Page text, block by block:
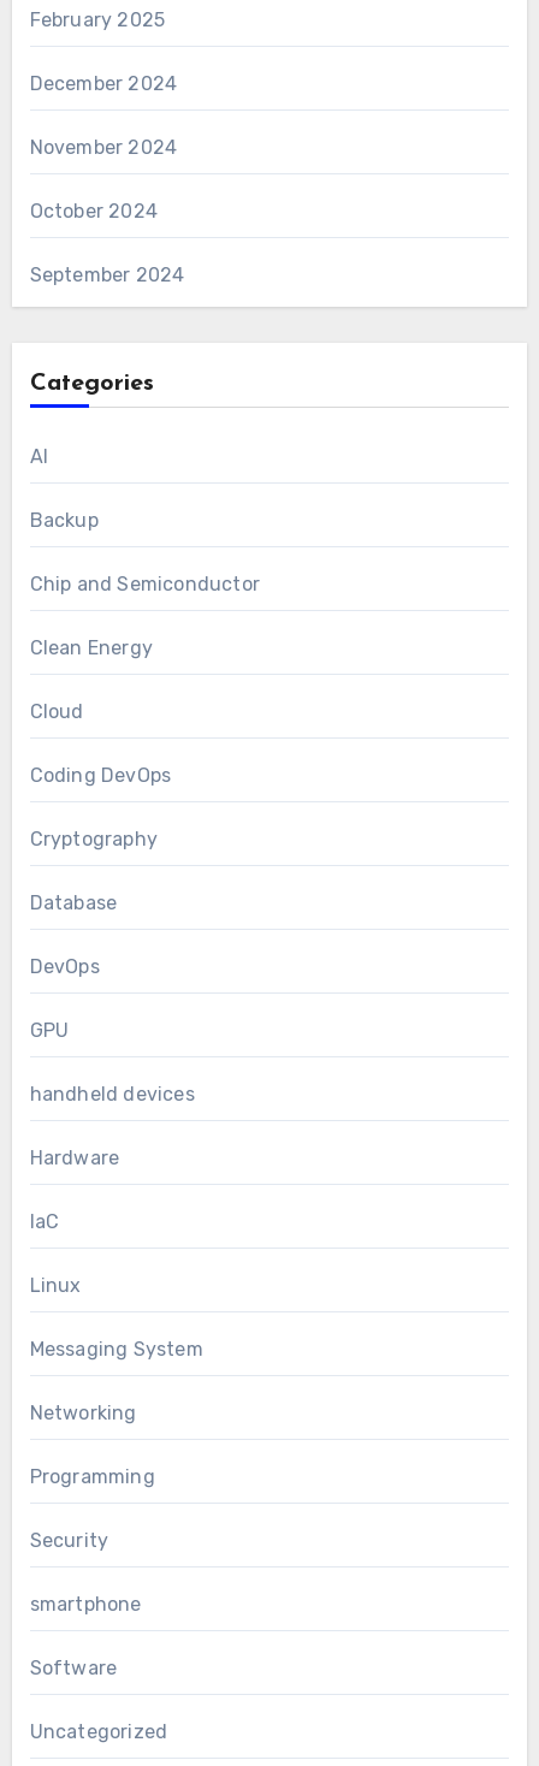
February 2025
December 2024
November 2024
October 2024
September 2024
Categories
AI
Backup
Chip and Semiconductor
Clean Energy
Cloud
Coding DevOps
Cryptography
Database
DevOps
GPU
handheld devices
Hardware
IaC
Linux
Messaging System
Networking
Programming
Security
smartphone
Software
Uncategorized